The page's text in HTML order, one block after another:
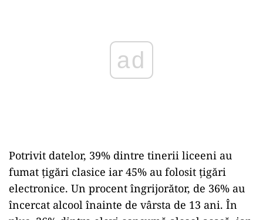
Potrivit datelor, 39% dintre tinerii liceeni au
fumat țigări clasice iar 45% au folosit țigări
electronice. Un procent îngrijorător, de 36% au
încercat alcool înainte de vârsta de 13 ani. În